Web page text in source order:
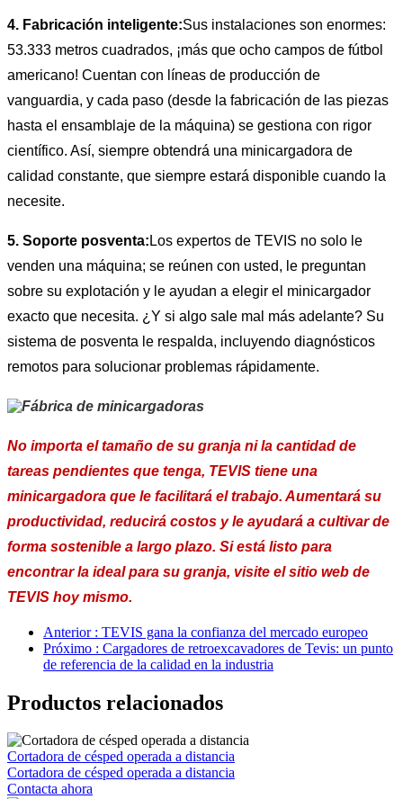
4. Fabricación inteligente:Sus instalaciones son enormes:
53.333 metros cuadrados, ¡más que ocho campos de fútbol
americano! Cuentan con líneas de producción de
vanguardia, y cada paso (desde la fabricación de las piezas
hasta el ensamblaje de la máquina) se gestiona con rigor
científico. Así, siempre obtendrá una minicargadora de
calidad constante, que siempre estará disponible cuando la
necesite.
5. Soporte posventa: Los expertos de TEVIS no solo le
venden una máquina; se reúnen con usted, le preguntan
sobre su explotación y le ayudan a elegir el minicargador
exacto que necesita. ¿Y si algo sale mal más adelante? Su
sistema de posventa le respalda, incluyendo diagnósticos
remotos para solucionar problemas rápidamente.
No importa el tamaño de su granja ni la cantidad de
tareas pendientes que tenga, TEVIS tiene una
minicargadora que le facilitará el trabajo. Aumentará su
productividad, reducirá costos y le ayudará a cultivar de
forma sostenible a largo plazo. Si está listo para
encontrar la ideal para su granja, visite el sitio web de
TEVIS hoy mismo.
Anterior : TEVIS gana la confianza del mercado europeo
Próximo : Cargadores de retroexcavadores de Tevis: un punto
de referencia de la calidad en la industria
Productos relacionados
Cortadora de césped operada a distancia
Cortadora de césped operada a distancia
Contacta ahora